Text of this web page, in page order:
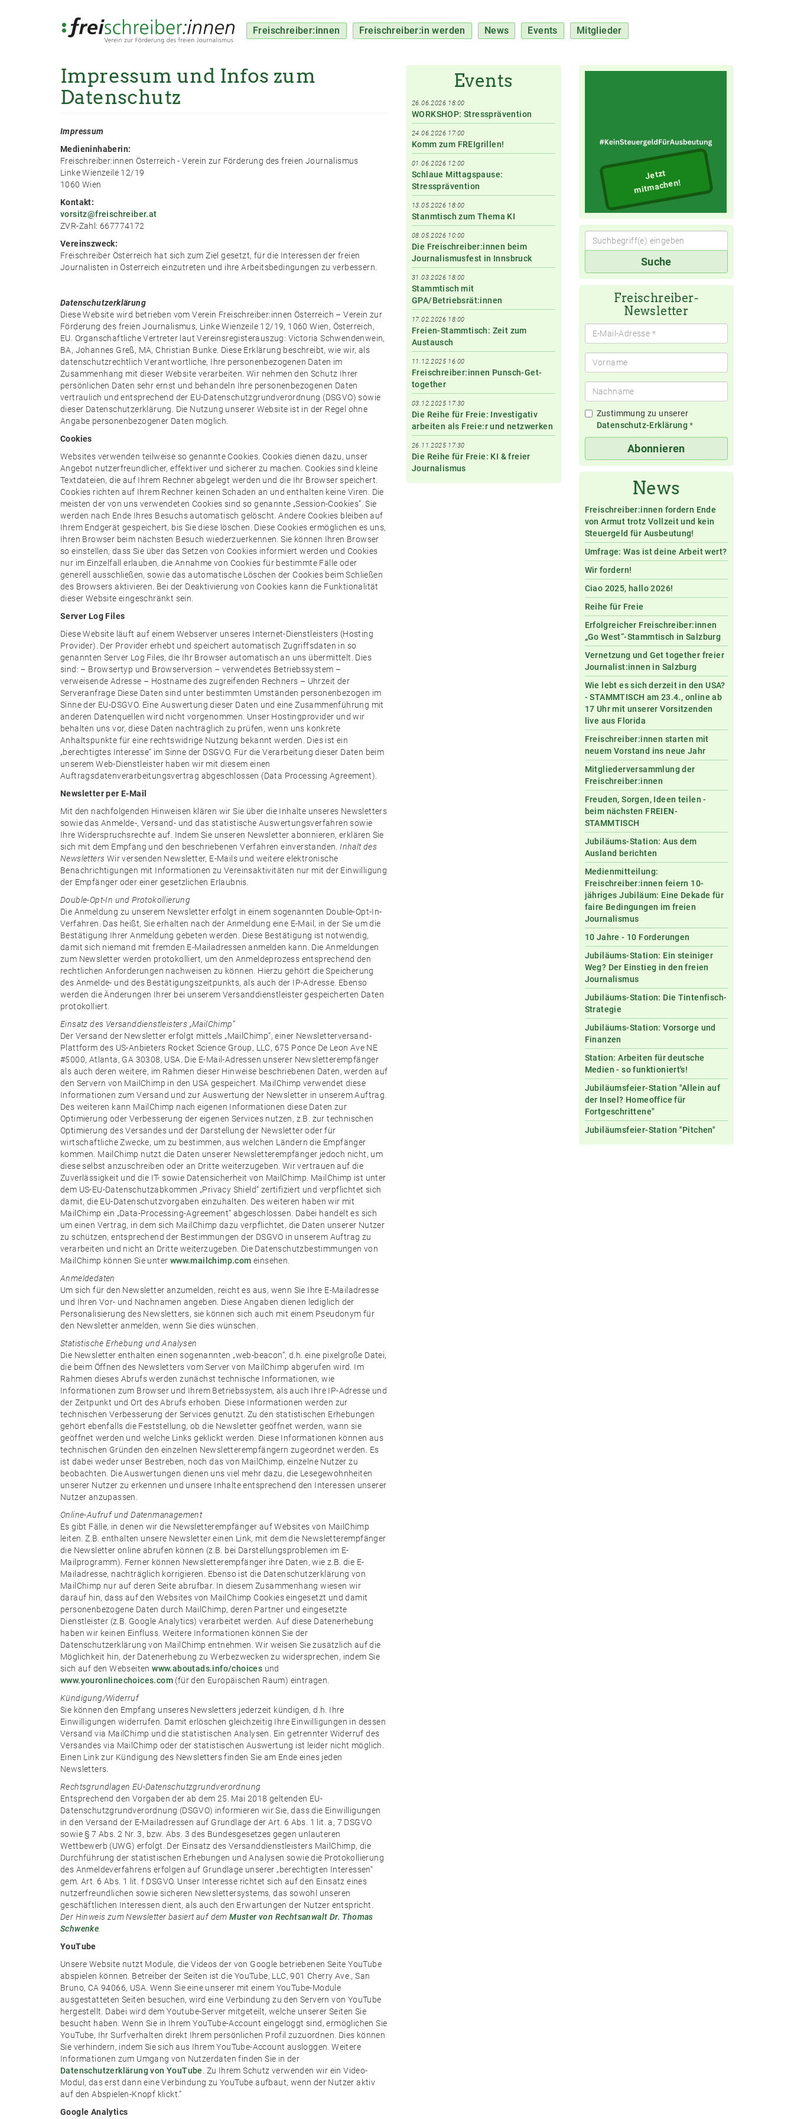
Freischreiber:innen Freischreiber:in werden News Events Mitglieder
Impressum und Infos zum
Datenschutz
Impressum
Medieninhaberin:
Freischreiber:innen Österreich - Verein zur Förderung des freien Journalismus
Linke Wienzeile 12/19
1060 Wien
Kontakt:
vorsitz@freischreiber.at
ZVR-Zahl: 667774172
Vereinszweck:
Freischreiber Österreich hat sich zum Ziel gesetzt, für die Interessen der freien
Journalisten in Österreich einzutreten und ihre Arbeitsbedingungen zu verbessern.
Datenschutzerklärung
Diese Website wird betrieben vom Verein Freischreiber:innen Österreich – Verein zur
Förderung des freien Journalismus, Linke Wienzeile 12/19, 1060 Wien, Österreich,
EU. Organschaftliche Vertreter laut Vereinsregisterauszug: Victoria Schwendenwein,
BA, Johannes Greß, MA, Christian Bunke. Diese Erklärung beschreibt, wie wir, als
datenschutzrechtlich Verantwortliche, Ihre personenbezogenen Daten im
Zusammenhang mit dieser Website verarbeiten. Wir nehmen den Schutz Ihrer
persönlichen Daten sehr ernst und behandeln Ihre personenbezogenen Daten
vertraulich und entsprechend der EU-Datenschutzgrundverordnung (DSGVO) sowie
dieser Datenschutzerklärung. Die Nutzung unserer Website ist in der Regel ohne
Angabe personenbezogener Daten möglich.
Cookies
Websites verwenden teilweise so genannte Cookies. Cookies dienen dazu, unser
Angebot nutzerfreundlicher, effektiver und sicherer zu machen. Cookies sind kleine
Textdateien, die auf Ihrem Rechner abgelegt werden und die Ihr Browser speichert.
Cookies richten auf Ihrem Rechner keinen Schaden an und enthalten keine Viren. Die
meisten der von uns verwendeten Cookies sind so genannte „Session-Cookies“. Sie
werden nach Ende Ihres Besuchs automatisch gelöscht. Andere Cookies bleiben auf
Ihrem Endgerät gespeichert, bis Sie diese löschen. Diese Cookies ermöglichen es uns,
Ihren Browser beim nächsten Besuch wiederzuerkennen. Sie können Ihren Browser
so einstellen, dass Sie über das Setzen von Cookies informiert werden und Cookies
nur im Einzelfall erlauben, die Annahme von Cookies für bestimmte Fälle oder
generell ausschließen, sowie das automatische Löschen der Cookies beim Schließen
des Browsers aktivieren. Bei der Deaktivierung von Cookies kann die Funktionalität
dieser Website eingeschränkt sein.
Server Log Files
Diese Website läuft auf einem Webserver unseres Internet-Dienstleisters (Hosting
Provider). Der Provider erhebt und speichert automatisch Zugriffsdaten in so
genannten Server Log Files, die Ihr Browser automatisch an uns übermittelt. Dies
sind: – Browsertyp und Browserversion – verwendetes Betriebssystem –
verweisende Adresse – Hostname des zugreifenden Rechners – Uhrzeit der
Serveranfrage Diese Daten sind unter bestimmten Umständen personenbezogen im
Sinne der EU-DSGVO. Eine Auswertung dieser Daten und eine Zusammenführung mit
anderen Datenquellen wird nicht vorgenommen. Unser Hostingprovider und wir
behalten uns vor, diese Daten nachträglich zu prüfen, wenn uns konkrete
Anhaltspunkte für eine rechtswidrige Nutzung bekannt werden. Dies ist ein
„berechtigtes Interesse“ im Sinne der DSGVO. Für die Verarbeitung dieser Daten beim
unserem Web-Dienstleister haben wir mit diesem einen
Auftragsdatenverarbeitungsvertrag abgeschlossen (Data Processing Agreement).
Newsletter per E-Mail
Mit den nachfolgenden Hinweisen klären wir Sie über die Inhalte unseres Newsletters
sowie das Anmelde-, Versand- und das statistische Auswertungsverfahren sowie
Ihre Widerspruchsrechte auf. Indem Sie unseren Newsletter abonnieren, erklären Sie
sich mit dem Empfang und den beschriebenen Verfahren einverstanden. Inhalt des
Newsletters Wir versenden Newsletter, E-Mails und weitere elektronische
Benachrichtigungen mit Informationen zu Vereinsaktivitäten nur mit der Einwilligung
der Empfänger oder einer gesetzlichen Erlaubnis
Double-Opt-In und Protokollierung
Die Anmeldung zu unserem Newsletter erfolgt in einem sogenannten Double-Opt-In-
Verfahren. Das heißt, Sie erhalten nach der Anmeldung eine E-Mail, in der Sie um die
Bestätigung Ihrer Anmeldung gebeten werden. Diese Bestätigung ist notwendig,
damit sich niemand mit fremden E-Mailadressen anmelden kann. Die Anmeldungen
zum Newsletter werden protokolliert, um den Anmeldeprozess entsprechend den
rechtlichen Anforderungen nachweisen zu können. Hierzu gehört die Speicherung
des Anmelde- und des Bestätigungszeitpunkts, als auch der IP-Adresse. Ebenso
werden die Änderungen Ihrer bei unserem Versanddienstleister gespeicherten Daten
protokolliert.
Einsatz des Versanddienstleisters „MailChimp“
Der Versand der Newsletter erfolgt mittels „MailChimp“, einer Newsletterversand-
Plattform des US-Anbieters Rocket Science Group, LLC, 675 Ponce De Leon Ave NE
#5000, Atlanta, GA 30308, USA. Die E-Mail-Adressen unserer Newsletterempfänger
als auch deren weitere, im Rahmen dieser Hinweise beschriebenen Daten, werden auf
den Servern von MailChimp in den USA gespeichert. MailChimp verwendet diese
Informationen zum Versand und zur Auswertung der Newsletter in unserem Auftrag.
Des weiteren kann MailChimp nach eigenen Informationen diese Daten zur
Optimierung oder Verbesserung der eigenen Services nutzen, z.B. zur technischen
Optimierung des Versandes und der Darstellung der Newsletter oder für
wirtschaftliche Zwecke, um zu bestimmen, aus welchen Ländern die Empfänger
kommen. MailChimp nutzt die Daten unserer Newsletterempfänger jedoch nicht, um
diese selbst anzuschreiben oder an Dritte weiterzugeben. Wir vertrauen auf die
Zuverlässigkeit und die IT- sowie Datensicherheit von MailChimp. MailChimp ist unter
dem US-EU-Datenschutzabkommen „Privacy Shield“ zertifiziert und verpflichtet sich
damit, die EU-Datenschutzvorgaben einzuhalten. Des weiteren haben wir mit
MailChimp ein „Data-Processing-Agreement“ abgeschlossen. Dabei handelt es sich
um einen Vertrag, in dem sich MailChimp dazu verpflichtet, die Daten unserer Nutzer
zu schützen, entsprechend der Bestimmungen der DSGVO in unserem Auftrag zu
verarbeiten und nicht an Dritte weiterzugeben. Die Datenschutzbestimmungen von
MailChimp können Sie unter www.mailchimp.com einsehen.
Anmeldedaten
Um sich für den Newsletter anzumelden, reicht es aus, wenn Sie Ihre E-Mailadresse
und Ihren Vor- und Nachnamen angeben. Diese Angaben dienen lediglich der
Personalisierung des Newsletters, sie können sich auch mit einem Pseudonym für
den Newsletter anmelden, wenn Sie dies wünschen.
Statistische Erhebung und Analysen
Die Newsletter enthalten einen sogenannten „web-beacon“, d.h. eine pixelgroße Datei,
die beim Öffnen des Newsletters vom Server von MailChimp abgerufen wird. Im
Rahmen dieses Abrufs werden zunächst technische Informationen, wie
Informationen zum Browser und Ihrem Betriebssystem, als auch Ihre IP-Adresse und
der Zeitpunkt und Ort des Abrufs erhoben. Diese Informationen werden zur
technischen Verbesserung der Services genutzt. Zu den statistischen Erhebungen
gehört ebenfalls die Feststellung, ob die Newsletter geöffnet werden, wann sie
geöffnet werden und welche Links geklickt werden. Diese Informationen können aus
technischen Gründen den einzelnen Newsletterempfängern zugeordnet werden. Es
ist dabei weder unser Bestreben, noch das von MailChimp, einzelne Nutzer zu
beobachten. Die Auswertungen dienen uns viel mehr dazu, die Lesegewohnheiten
unserer Nutzer zu erkennen und unsere Inhalte entsprechend den Interessen unserer
Nutzer anzupassen.
Online-Aufruf und Datenmanagement
Es gibt Fälle, in denen wir die Newsletterempfänger auf Websites von MailChimp
leiten. Z.B. enthalten unsere Newsletter einen Link, mit dem die Newsletterempfänger
die Newsletter online abrufen können (z.B. bei Darstellungsproblemen im E-
Mailprogramm). Ferner können Newsletterempfänger ihre Daten, wie z.B. die E-
Mailadresse, nachträglich korrigieren. Ebenso ist die Datenschutzerklärung von
MailChimp nur auf deren Seite abrufbar. In diesem Zusammenhang wiesen wir
darauf hin, dass auf den Websites von MailChimp Cookies eingesetzt und damit
personenbezogene Daten durch MailChimp, deren Partner und eingesetzte
Dienstleister (z.B. Google Analytics) verarbeitet werden. Auf diese Datenerhebung
haben wir keinen Einfluss. Weitere Informationen können Sie der
Datenschutzerklärung von MailChimp entnehmen. Wir weisen Sie zusätzlich auf die
Möglichkeit hin, der Datenerhebung zu Werbezwecken zu widersprechen, indem Sie
sich auf den Webseitenwww.aboutads.info/choices und
www.youronlinechoices.com (für den Europäischen Raum) eintragen.
Kündigung/Widerruf
Sie können den Empfang unseres Newsletters jederzeit kündigen, d.h. Ihre
Einwilligungen widerrufen. Damit erlöschen gleichzeitig Ihre Einwilligungen in dessen
Versand via MailChimp und die statistischen Analysen. Ein getrennter Widerruf des
Versandes via MailChimp oder der statistischen Auswertung ist leider nicht möglich.
Einen Link zur Kündigung des Newsletters finden Sie am Ende eines jeden
Newsletters.
Rechtsgrundlagen EU-Datenschutzgrundverordnung
Entsprechend den Vorgaben der ab dem 25. Mai 2018 geltenden EU-
Datenschutzgrundverordnung (DSGVO) informieren wir Sie, dass die Einwilligungen
in den Versand der E-Mailadressen auf Grundlage der Art. 6 Abs. 1 lit. a, 7 DSGVO
sowie § 7 Abs. 2 Nr. 3, bzw. Abs. 3 des Bundesgesetzes gegen unlauteren
Wettbewerb (UWG) erfolgt. Der Einsatz des Versanddienstleisters MailChimp, die
Durchführung der statistischen Erhebungen und Analysen sowie die Protokollierung
des Anmeldeverfahrens erfolgen auf Grundlage unserer „berechtigten Interessen“
gem. Art. 6 Abs. 1 lit. f DSGVO. Unser Interesse richtet sich auf den Einsatz eines
nutzerfreundlichen sowie sicheren Newslettersystems, das sowohl unseren
geschäftlichen Interessen dient, als auch den Erwartungen der Nutzer entspricht.
Der Hinweis zum Newsletter basiert auf demMuster von Rechtsanwalt Dr. Thomas
Schwenke
YouTube
Unsere Website nutzt Module, die Videos der von Google betriebenen Seite YouTube
abspielen können. Betreiber der Seiten ist die YouTube, LLC, 901 Cherry Ave., San
Bruno, CA 94066, USA. Wenn Sie eine unserer mit einem YouTube-Module
ausgestatteten Seiten besuchen, wird eine Verbindung zu den Servern von YouTube
hergestellt. Dabei wird dem Youtube-Server mitgeteilt, welche unserer Seiten Sie
besucht haben. Wenn Sie in Ihrem YouTube-Account eingeloggt sind, ermöglichen Sie
YouTube, Ihr Surfverhalten direkt Ihrem persönlichen Profil zuzuordnen. Dies können
Sie verhindern, indem Sie sich aus Ihrem YouTube-Account ausloggen. Weitere
Informationen zum Umgang von Nutzerdaten finden Sie in der
Datenschutzerklärung von YouTube . Zu Ihrem Schutz verwenden wir ein Video-
Modul, das erst dann eine Verbindung zu YouTube aufbaut, wenn der Nutzer aktiv
auf den Abspielen-Knopf klickt.”
Google Analytics
Events
26.06.2026 18:00
WORKSHOP: Stressprävention
24.06.2026 17:00
Komm zum FREIgrillen!
01.06.2026 12:00
Schlaue Mittagspause:
Stressprävention
13.05.2026 18:00
Stanmtisch zum Thema KI
08.05.2026 10:00
Die Freischreiber:innen beim
Journalismusfest in Innsbruck
31.03.2026 18:00
Stammtisch mit
GPA/Betriebsrät:innen
17.02.2026 18:00
Freien-Stammtisch: Zeit zum
Austausch
11.12.2025 16:00
Freischreiber:innen Punsch-Get-
together
03.12.2025 17:30
Die Reihe für Freie: Investigativ
arbeiten als Freie:r und netzwerken
26.11.2025 17:30
Die Reihe für Freie: KI & freier
Journalismus
Jetzt
mitmachen!
Suchbegriff(e)Suche
Freischreiber-
Newsletter
Zustimmung zu unserer
Datenschutz-Erklärung *
Abonnieren
News
Freischreiber:innen fordern Ende
von Armut trotz Vollzeit und kein
Steuergeld für Ausbeutung!
Umfrage: Was ist deine Arbeit wert?
Wir fordern!
Ciao 2025, hallo 2026!
Reihe für Freie
Erfolgreicher Freischreiber:innen
„Go West“-Stammtisch in Salzburg
Vernetzung und Get together freier
Journalist:innen in Salzburg
Wie lebt es sich derzeit in den USA?
- STAMMTISCH am 23.4., online ab
17 Uhr mit unserer Vorsitzenden
live aus Florida
Freischreiber:innen starten mit
neuem Vorstand ins neue Jahr
Mitgliederversammlung der
Freischreiber:innen
Freuden, Sorgen, Ideen teilen -
beim nächsten FREIEN-
STAMMTISCH
Jubiläums-Station: Aus dem
Ausland berichten
Medienmitteilung:
Freischreiber:innen feiern 10-
jähriges Jubiläum: Eine Dekade für
faire Bedingungen im freien
Journalismus
10 Jahre - 10 Forderungen
Jubiläums-Station: Ein steiniger
Weg? Der Einstieg in den freien
Journalismus
Jubiläums-Station: Die Tintenfisch-
Strategie
Jubiläums-Station: Vorsorge und
Finanzen
Station: Arbeiten für deutsche
Medien - so funktioniert's!
Jubiläumsfeier-Station "Allein auf
der Insel? Homeoffice für
Fortgeschrittene"
Jubiläumsfeier-Station "Pitchen"